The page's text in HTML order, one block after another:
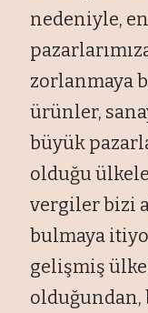
nedeniyle,
zorlanmaya
ürünler,
büyük
olduğu
vergiler bizi
bulmaya
gelişmiş
olduğundan,